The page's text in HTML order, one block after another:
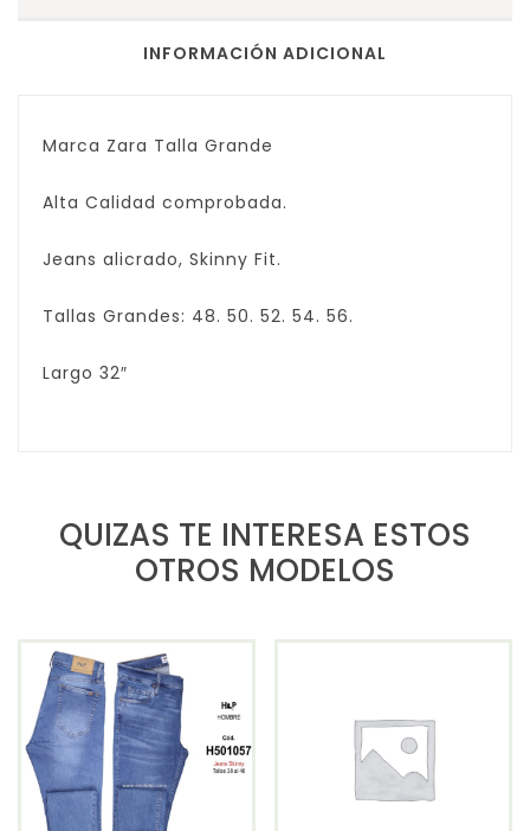
INFORMACIÓN ADICIONAL
Marca Zara Talla Grande
Alta Calidad comprobada.
Jeans alicrado, Skinny Fit.
Tallas Grandes: 48. 50. 52. 54. 56.
Largo 32″
QUIZAS TE INTERESA ESTOS
OTROS MODELOS